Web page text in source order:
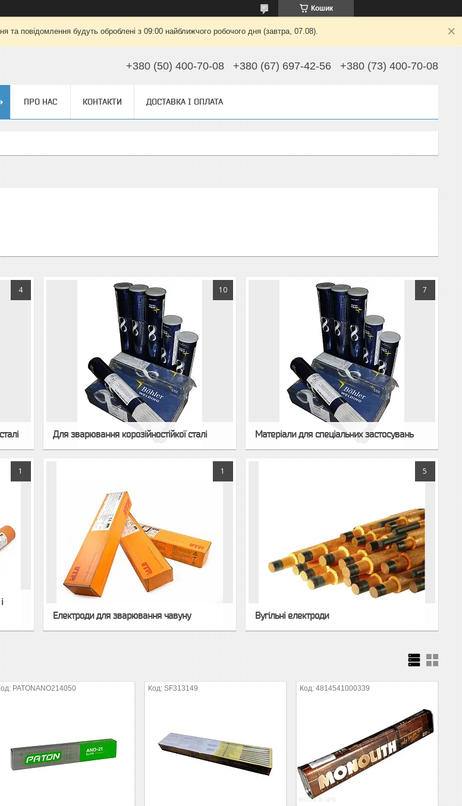
Кошик
та повідомлення будуть оброблені з 09:00 найближчого робочого дня (завтра, 07.08).
+380 (50) 400-70-08 +380 (67) 697-42-56 +380 (73) 400-70-08
ПРО НАС КОНТАКТИ ДОСТАВКА І ОПЛАТА
4 10
Для зварювання корозійностійкої сталі
7
Матеріали для спеціальних застосувань
1 1
Електроди для зварювання чавуну
5
Вугільні електроди
PATONANO214050 SF313149 4814541000339